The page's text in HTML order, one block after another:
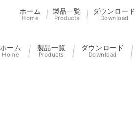
ホーム
Home
製品一覧
Products
ダウンロード
Download
ホーム
Home
製品一覧
Products
ダウンロード
Download